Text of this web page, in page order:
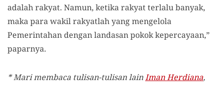
adalah rakyat. Namun, ketika rakyat terlalu banyak,
maka para wakil rakyatlah yang mengelola
Pemerintahan dengan landasan pokok kepercayaan,”
paparnya.
* Mari membaca tulisan-tulisan lainIman Herdiana,